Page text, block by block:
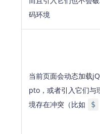
码环境
当前页面会动态加载
pto，或者引入它们与
境存在冲突（比如
$